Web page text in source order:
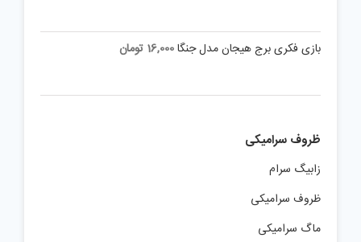
بازی فکری برج هیجان مدل جنگا16,000 تومان
ظروف سرامیکی
زابیگ سرام
ظروف سرامیکی
ماگ سرامیکی